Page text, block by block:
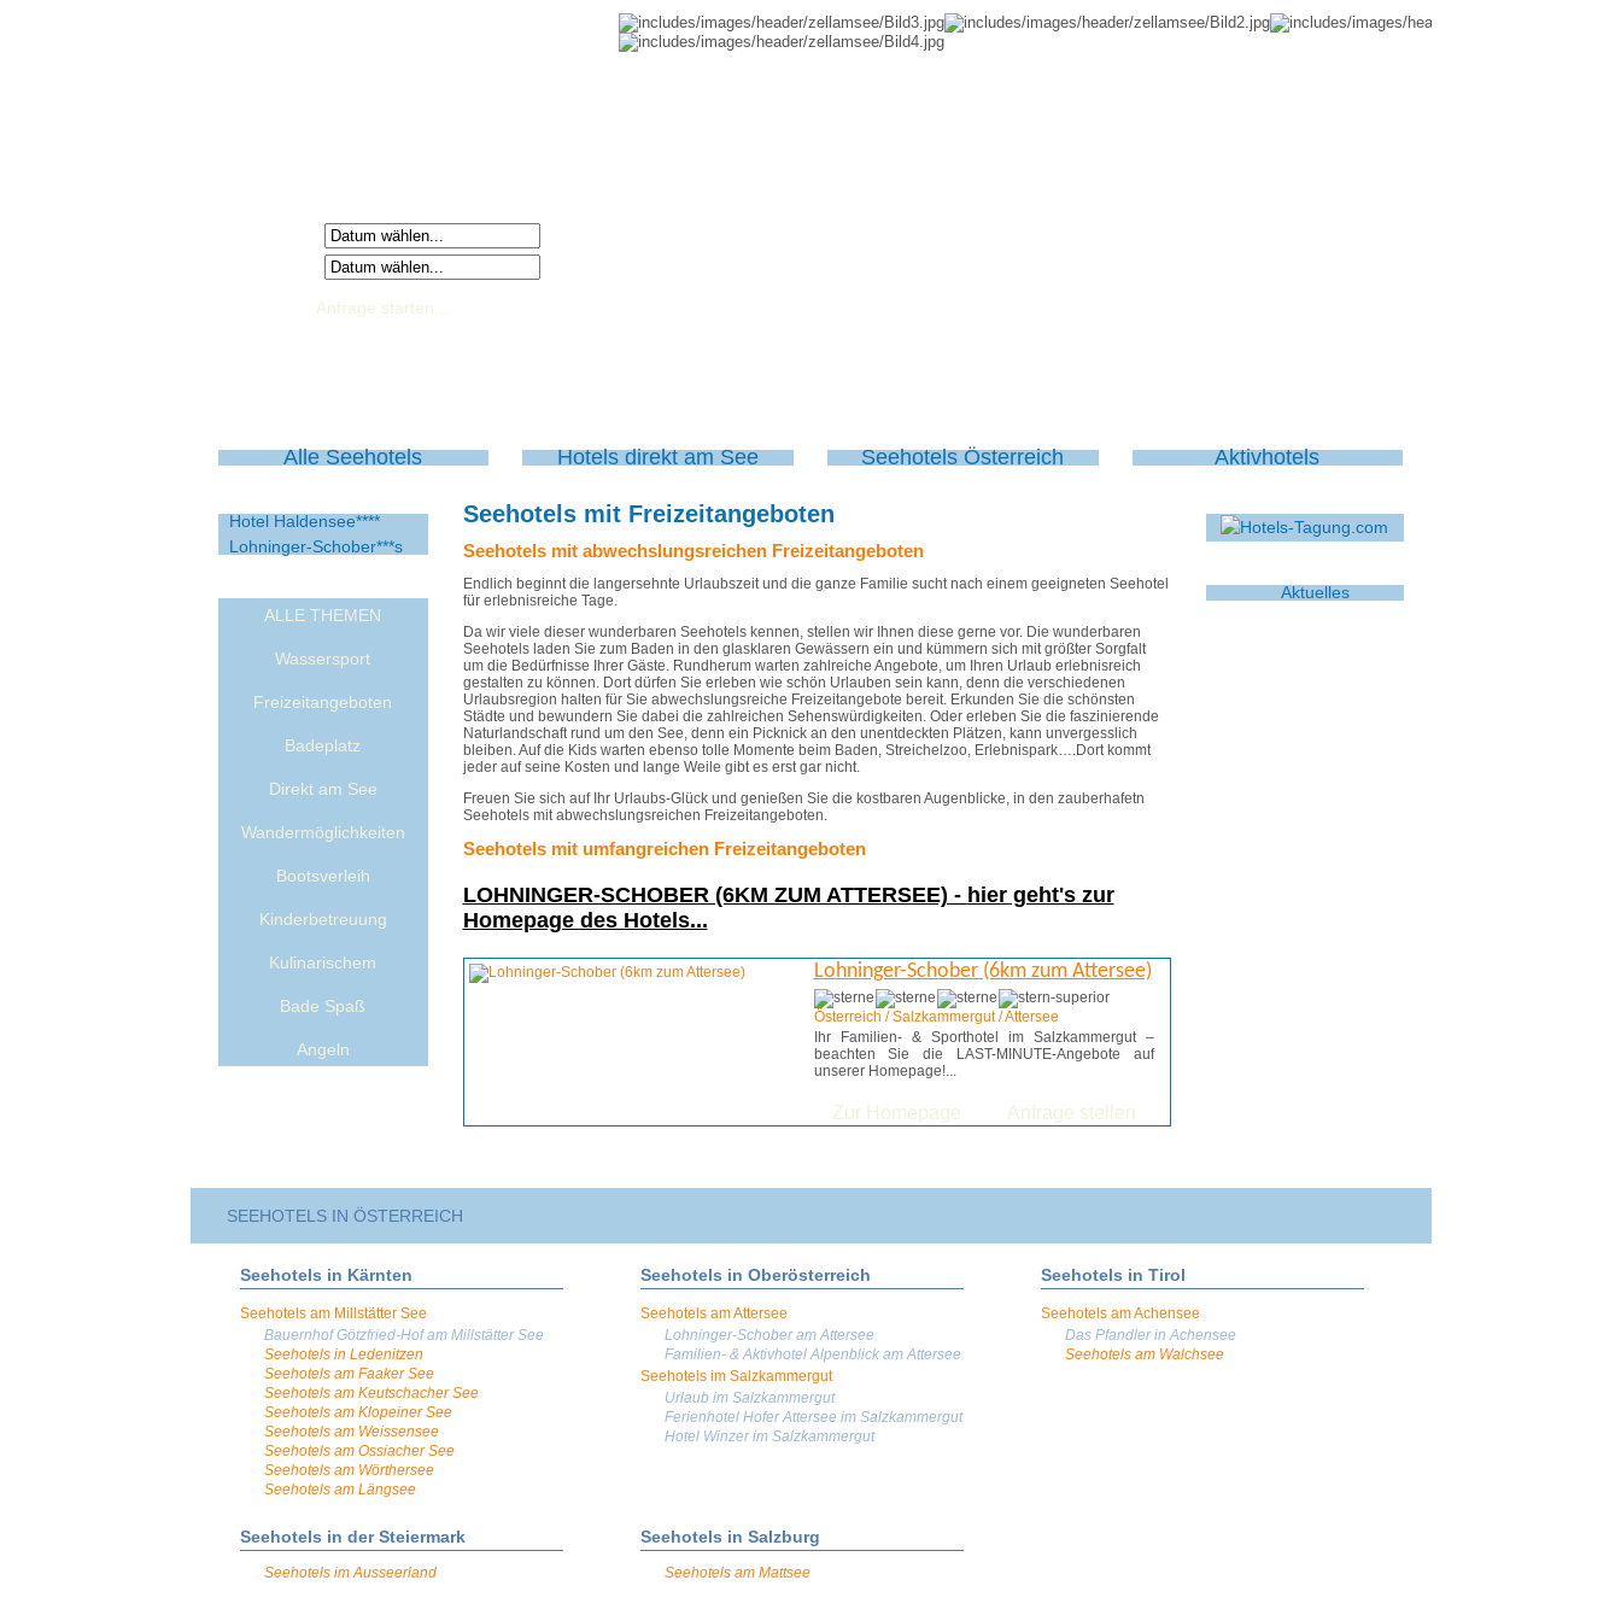
Alle Seehotels Hotels direkt am See Seehotels Österreich Aktivhotels
Hotel Haldensee****
Lohninger-Schober***s
ALLE THEMEN
Wassersport
Freizeitangeboten
Badeplatz
Direkt am See
Wandermöglichkeiten
Bootsverleih
Kinderbetreuung
Kulinarischem
Bade Spaß
Angeln
Seehotels mit Freizeitangeboten
Seehotels mit abwechslungsreichen Freizeitangeboten
Endlich beginnt die langersehnte Urlaubszeit und die ganze Familie sucht nach einem geeigneten Seehotel
für erlebnisreiche Tage.
Da wir viele dieser wunderbaren Seehotels kennen, stellen wir Ihnen diese gerne vor. Die wunderbaren
Seehotels laden Sie zum Baden in den glasklaren Gewässern ein und kümmern sich mit größter Sorgfalt
um die Bedürfnisse Ihrer Gäste. Rundherum warten zahlreiche Angebote, um Ihren Urlaub erlebnisreich
gestalten zu können. Dort dürfen Sie erleben wie schön Urlauben sein kann, denn die verschiedenen
Urlaubsregion halten für Sie abwechslungsreiche Freizeitangebote bereit. Erkunden Sie die schönsten
Städte und bewundern Sie dabei die zahlreichen Sehenswürdigkeiten. Oder erleben Sie die faszinierende
Naturlandschaft rund um den See, denn ein Picknick an den unentdeckten Plätzen, kann unvergesslich
bleiben. Auf die Kids warten ebenso tolle Momente beim Baden, Streichelzoo, Erlebnispark….Dort kommt
jeder auf seine Kosten und lange Weile gibt es erst gar nicht.
Freuen Sie sich auf Ihr Urlaubs-Glück und genießen Sie die kostbaren Augenblicke, in den zauberhafetn
Seehotels mit abwechslungsreichen Freizeitangeboten.
Seehotels mit umfangreichen Freizeitangeboten
LOHNINGER-SCHOBER (6KM ZUM ATTERSEE) - hier geht's zur
Homepage des Hotels...
Lohninger-Schober (6km zum Attersee)
Österreich / Salzkammergut / Attersee
Ihr Familien- & Sporthotel im Salzkammergut –
beachten Sie die LAST-MINUTE-Angebote auf
unserer Homepage!...
Zur Homepage Anfrage stellen
Aktuelles
SEEHOTELS IN ÖSTERREICH
Seehotels in Kärnten
Seehotels am Millstätter See
Bauernhof Götzfried-Hof am Millstätter See
Seehotels in Ledenitzen
Seehotels am Faaker See
Seehotels am Keutschacher See
Seehotels am Klopeiner See
Seehotels am Weissensee
Seehotels am Ossiacher See
Seehotels am Wörthersee
Seehotels am Längsee
Seehotels in Oberösterreich
Seehotels am Attersee
Lohninger-Schober am Attersee
Familien- & Aktivhotel Alpenblick am Attersee
Seehotels im Salzkammergut
Urlaub im Salzkammergut
Ferienhotel Hofer Attersee im Salzkammergut
Hotel Winzer im Salzkammergut
Seehotels in Tirol
Seehotels am Achensee
Das Pfandler in Achensee
Seehotels am Walchsee
Seehotels in der Steiermark
Seehotels im Ausseerland
Seehotels in Salzburg
Seehotels am Mattsee